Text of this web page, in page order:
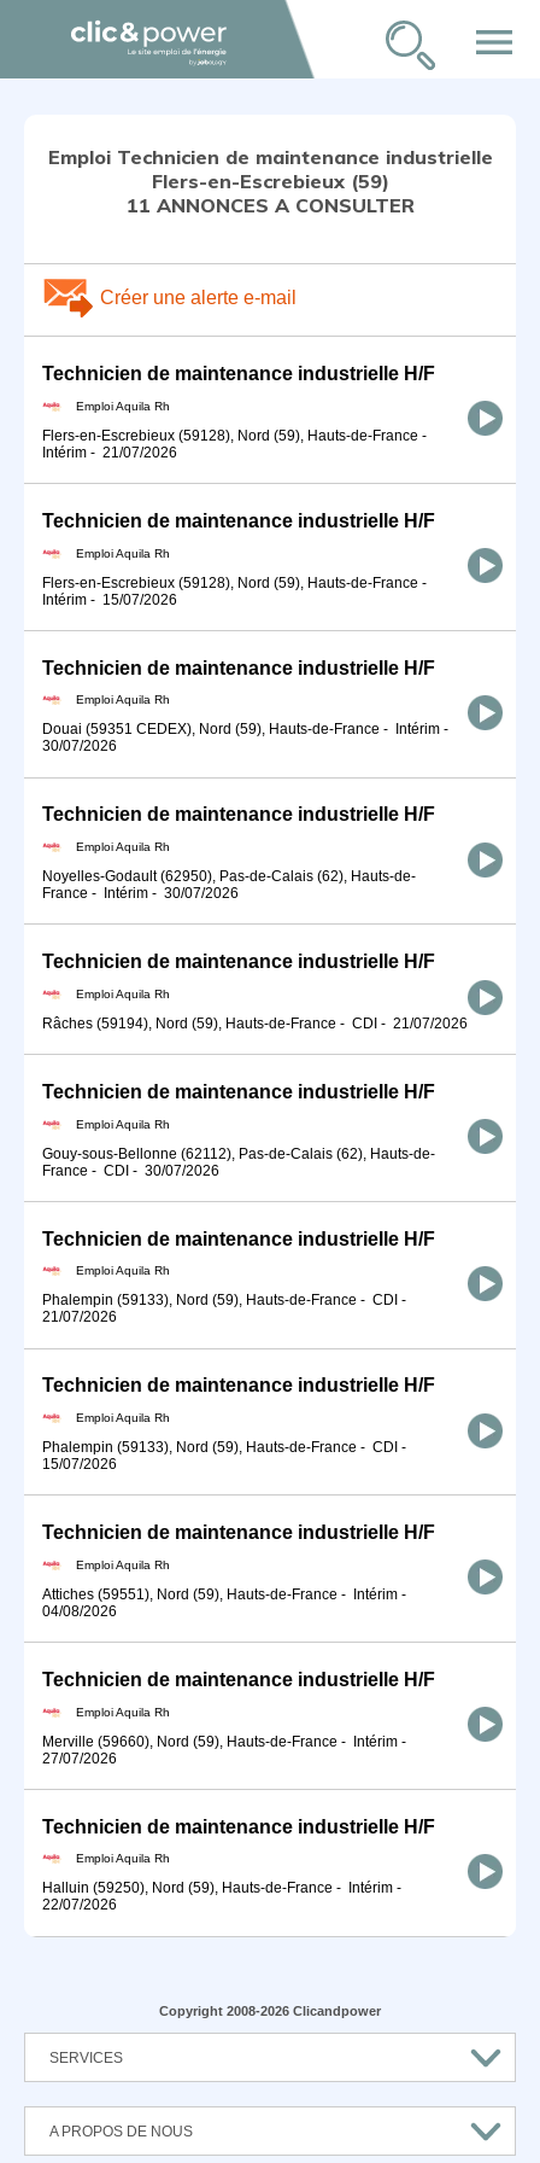
menu
Emploi Technicien de maintenance industrielle
Flers-en-Escrebieux (59)
11 ANNONCES A CONSULTER
Créer une alerte e-mail
Technicien de maintenance industrielle H/F
Emploi Aquila Rh
Flers-en-Escrebieux (59128), Nord (59), Hauts-de-France -
Intérim - 21/07/2026
Technicien de maintenance industrielle H/F
Emploi Aquila Rh
Flers-en-Escrebieux (59128), Nord (59), Hauts-de-France -
Intérim - 15/07/2026
Technicien de maintenance industrielle H/F
Emploi Aquila Rh
Douai (59351 CEDEX), Nord (59), Hauts-de-France - Intérim -
30/07/2026
Technicien de maintenance industrielle H/F
Emploi Aquila Rh
Noyelles-Godault (62950), Pas-de-Calais (62), Hauts-de-
France - Intérim - 30/07/2026
Technicien de maintenance industrielle H/F
Emploi Aquila Rh
Râches (59194), Nord (59), Hauts-de-France - CDI - 21/07/2026
Technicien de maintenance industrielle H/F
Emploi Aquila Rh
Gouy-sous-Bellonne (62112), Pas-de-Calais (62), Hauts-de-
France - CDI - 30/07/2026
Technicien de maintenance industrielle H/F
Emploi Aquila Rh
Phalempin (59133), Nord (59), Hauts-de-France - CDI -
21/07/2026
Technicien de maintenance industrielle H/F
Emploi Aquila Rh
Phalempin (59133), Nord (59), Hauts-de-France - CDI -
15/07/2026
Technicien de maintenance industrielle H/F
Emploi Aquila Rh
Attiches (59551), Nord (59), Hauts-de-France - Intérim -
04/08/2026
Technicien de maintenance industrielle H/F
Emploi Aquila Rh
Merville (59660), Nord (59), Hauts-de-France - Intérim -
27/07/2026
Technicien de maintenance industrielle H/F
Emploi Aquila Rh
Halluin (59250), Nord (59), Hauts-de-France - Intérim -
22/07/2026
Copyright 2008-2026 Clicandpower
SERVICES
A PROPOS DE NOUS